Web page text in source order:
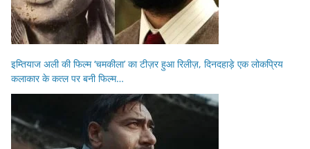
इम्तियाज अली की फिल्म ‘चमकीला’ का टीज़र हुआ रिलीज़, दिनदहाड़े एक लोकप्रिय
कलाकार के कत्ल पर बनी फिल्म…